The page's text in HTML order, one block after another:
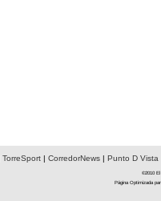
TorreSport| CorredorNews| Punto D Vista
©2010 El
Página Optimizada